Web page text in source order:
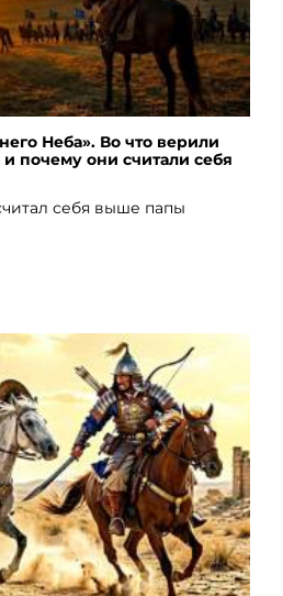
Неба». Во что верили
почему они считали себя
себя выше папы